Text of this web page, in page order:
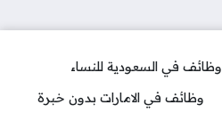
وظائف في السعودية للنساء
وظائف في الامارات بدون خبرة